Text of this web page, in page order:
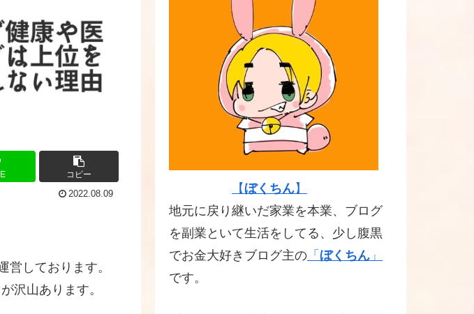
コピー
2022.08.09
しております。
沢山あります。
【ぼくちん】
地元に戻り継いだ家業を本業、ブログ
を副業といて生活をしてる、少し腹黒
でお金大好きブログ主の 「 ぼくちん 」
です。